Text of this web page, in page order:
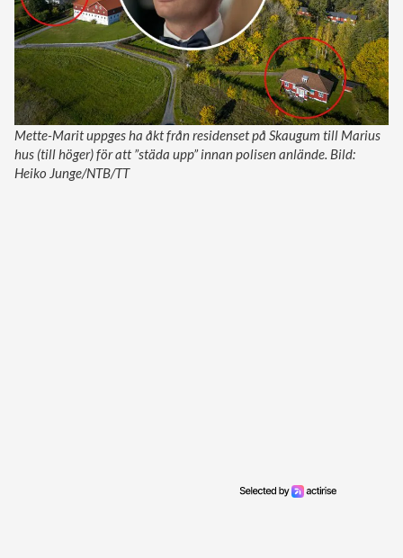
Mette-Marit uppges ha åkt från residenset på Skaugum till Marius
hus (till höger) för att ”städa upp” innan polisen anlände. Bild:
Heiko Junge/NTB/TT